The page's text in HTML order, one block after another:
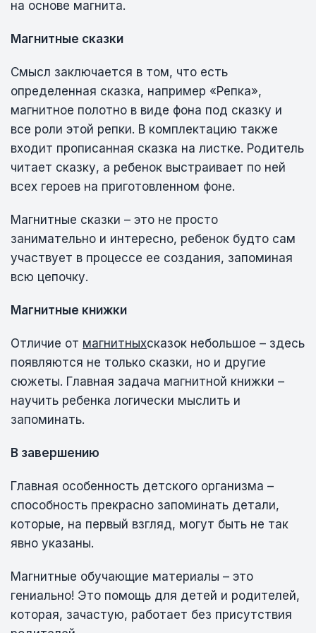
на основе магнита.
Магнитные сказки
Смысл заключается в том, что есть
определенная сказка, например «Репка»,
магнитное полотно в виде фона под сказку и
все роли этой репки. В комплектацию также
входит прописанная сказка на листке. Родитель
читает сказку, а ребенок выстраивает по ней
всех героев на приготовленном фоне.
Магнитные сказки – это не просто
занимательно и интересно, ребенок будто сам
участвует в процессе ее создания, запоминая
всю цепочку.
Магнитные книжки
Отличие от магнитныхсказок небольшое – здесь
появляются не только сказки, но и другие
сюжеты. Главная задача магнитной книжки –
научить ребенка логически мыслить и
запоминать.
В завершению
Главная особенность детского организма –
способность прекрасно запоминать детали,
которые, на первый взгляд, могут быть не так
явно указаны.
Магнитные обучающие материалы – это
гениально! Это помощь для детей и родителей,
которая, зачастую, работает без присутствия